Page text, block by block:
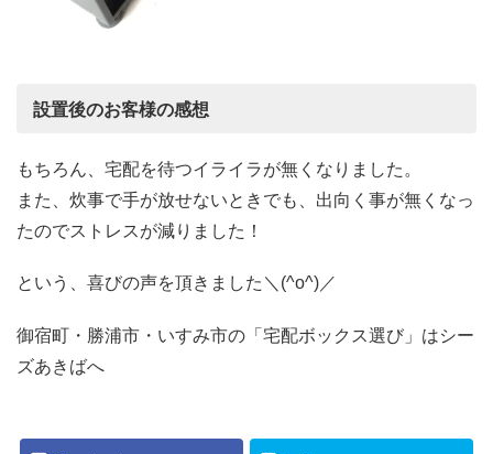
設置後のお客様の感想
もちろん、宅配を待つイライラが無くなりました。
また、炊事で手が放せないときでも、出向く事が無くなっ
たのでストレスが減りました！
という、喜びの声を頂きました＼(^o^)／
御宿町・勝浦市・いすみ市の「宅配ボックス選び」はシー
ズあきばへ